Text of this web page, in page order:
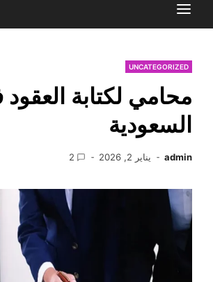
UNCATEGORIZED
محامي لكتابة
السعودية
admin يناير 2, 2026 2